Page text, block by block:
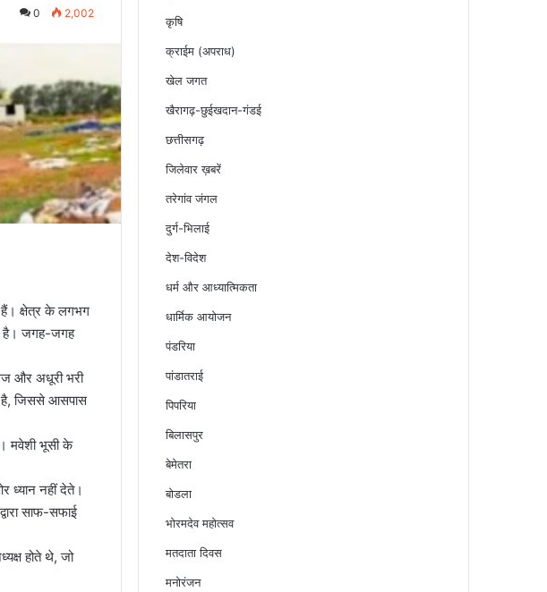
0 2,002
हैं। क्षेत्र के लगभग
है। जगह-जगह
और अधूरी भरी
है, जिससे आसपास
मवेशी भूसी के
ध्यान नहीं देते।
साफ-सफाई
होते थे, जो
कृषि
क्राईम (अपराध)
खेल जगत
खैरागढ़-छुईखदान-गंडई
छत्तीसगढ़
जिलेवार ख़बरें
तरेगांव जंगल
दुर्ग-भिलाई
देश-विदेश
धर्म और आध्यात्मिकता
धार्मिक आयोजन
पंडरिया
पांडातराई
पिपरिया
बिलासपुर
बेमेतरा
बोडला
भोरमदेव महोत्सव
मतदाता दिवस
मनोरंजन